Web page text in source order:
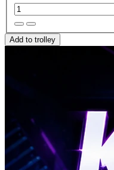
Add to trolley